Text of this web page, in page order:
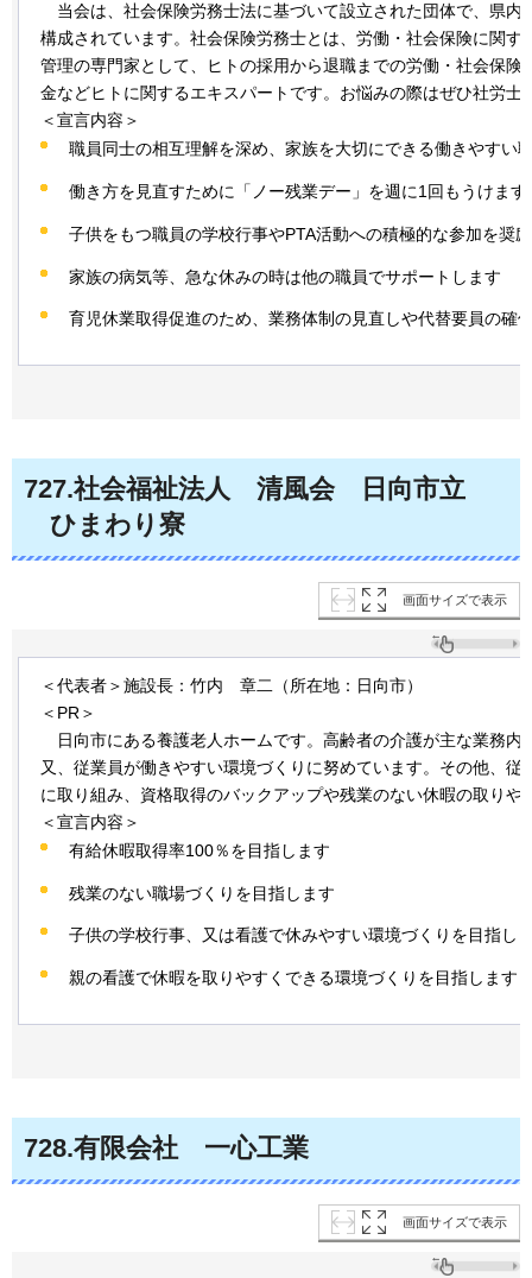
当会は、 社会保険労務士法に基づいて設立された団体で、県内
構成されています。社会保険労務士とは、労働・社会保険に関す
管理の専門家として、ヒトの採用から退職までの労働・社会保険
金などヒトに関するエキスパートです。お悩みの際はぜひ社労士
＜宣言内容＞
職員同士の相互理解を深め、家族を大切にできる働きやすい
働き方を見直すために「ノー残業デー」を週に1回もうけます
子供をもつ職員の学校行事やPTA活動への積極的な参加を奨
家族の病気等、急な休みの時は他の職員でサポートします
育児休業取得促進のため、業務体制の見直しや代替要員の確
727.社会福祉法人 清風会 日 向市立
ひまわり寮
画面サイズで表示
＜代表者＞施設長：竹内 章二（所在地：日向市）
＜PR＞
日向市にある養護老人ホームです。高齢者の介護が主な業務内
又、従業員が働きやすい環境づくりに努めています。その他、従
に取り組み、資格取得のバックアップや残業のない休暇の取りや
＜宣言内容＞
有給休暇取得率100％を目指します
残業のない職場づくりを目指します
子供の学校行事、又は看護で休みやすい環境づくりを目指し
親の看護で休暇を取りやすくできる環境づくりを目指します
728.有限会社 一心工業
画面サイズで表示